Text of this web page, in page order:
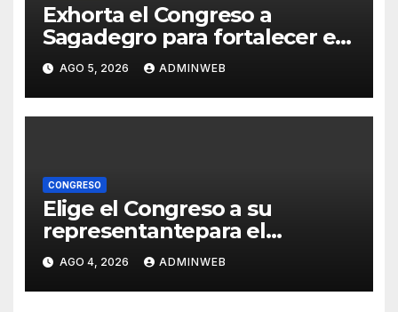
Exhorta el Congreso a
Sagadegro para fortalecer el
Programa de Apoyo a
Productores de Maíz
AGO 5, 2026 ADMINWEB
CONGRESO
Elige el Congreso a su
representantepara el
Concurso Nacional de
Oratoria
AGO 4, 2026 ADMINWEB